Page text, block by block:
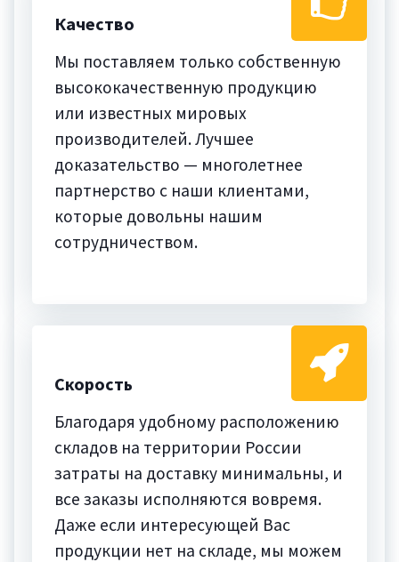
Качество
Мы поставляем только собственную
высококачественную продукцию
или известных мировых
производителей. Лучшее
доказательство — многолетнее
партнерство с наши клиентами,
которые довольны нашим
сотрудничеством.
Скорость
Благодаря удобному расположению
складов на территории России
затраты на доставку минимальны, и
все заказы исполняются вовремя.
Даже если интересующей Вас
продукции нет на складе, мы можем